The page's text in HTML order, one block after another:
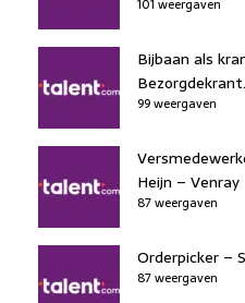
101 weergaven
Bijbaan als
99 weergaven
Heijn – Venray
87 weergaven
Orderpicker –
87 weergaven